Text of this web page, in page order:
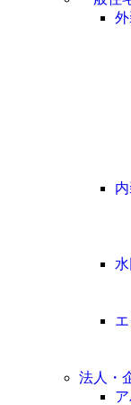
法人・